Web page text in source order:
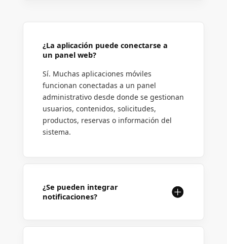
¿La aplicación puede conectarse a
un panel web?
Sí. Muchas aplicaciones móviles
funcionan conectadas a un panel
administrativo desde donde se gestionan
usuarios, contenidos, solicitudes,
productos, reservas o información del
sistema.
¿Se pueden integrar
notificaciones?